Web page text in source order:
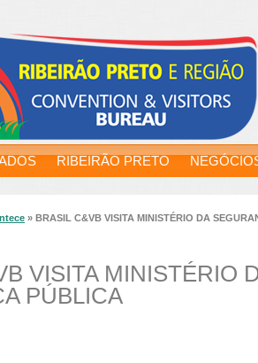
RIBEIRÃO PRETO
» BRASIL C&VB VISITA MINISTÉRIO DA
VISITA MINISTÉRIO
PÚBLICA